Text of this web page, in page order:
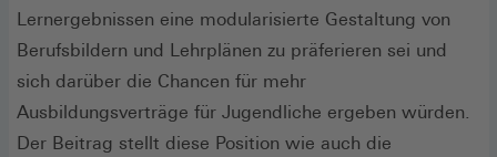
Lernergebnissen eine modularisierte Gestaltung von
Berufsbildern und Lehrplänen zu präferieren sei und
sich darüber die Chancen für mehr
Ausbildungsverträge für Jugendliche ergeben würden.
Der Beitrag stellt diese Position wie auch die